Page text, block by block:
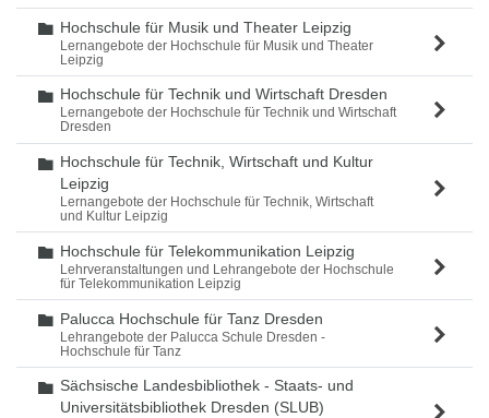
Ordner
Hochschule für Musik und Theater Leipzig
Lernangebote der Hochschule für Musik und Theater
Leipzig
Ordner
Hochschule für Technik und Wirtschaft Dresden
Lernangebote der Hochschule für Technik und Wirtschaft
Dresden
Ordner
Hochschule für Technik, Wirtschaft und Kultur
Leipzig
Lernangebote der Hochschule für Technik, Wirtschaft
und Kultur Leipzig
Ordner
Hochschule für Telekommunikation Leipzig
Lehrveranstaltungen und Lehrangebote der Hochschule
für Telekommunikation Leipzig
Ordner
Palucca Hochschule für Tanz Dresden
Lehrangebote der Palucca Schule Dresden -
Hochschule für Tanz
Ordner
Sächsische Landesbibliothek - Staats- und
Universitätsbibliothek Dresden (SLUB)